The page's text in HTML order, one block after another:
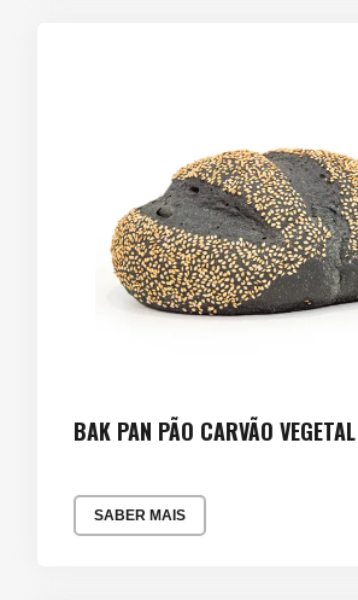
BAK PAN PÃO CARVÃO
SABER MAIS